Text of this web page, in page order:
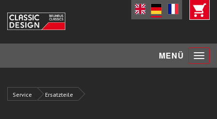
MENÜ Toggle
Service Ersatzteile